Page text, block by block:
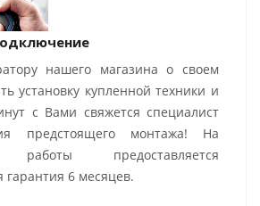
нашего магазина о своем
установку купленной техники и
с Вами свяжется специалист
предстоящего монтажа! На
работы предоставляется
гарантия 6 месяцев.